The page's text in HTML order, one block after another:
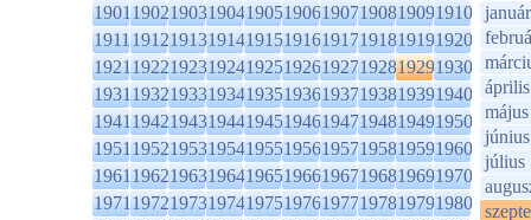
1901190219031904190519061907190819091910
1911191219131914191519161917191819191920
1921192219231924192519261927192819291930
1931193219331934193519361937193819391940
1941194219431944194519461947194819491950
1951195219531954195519561957195819591960
1961196219631964196519661967196819691970
1971197219731974197519761977197819791980
január
április
május
június
július